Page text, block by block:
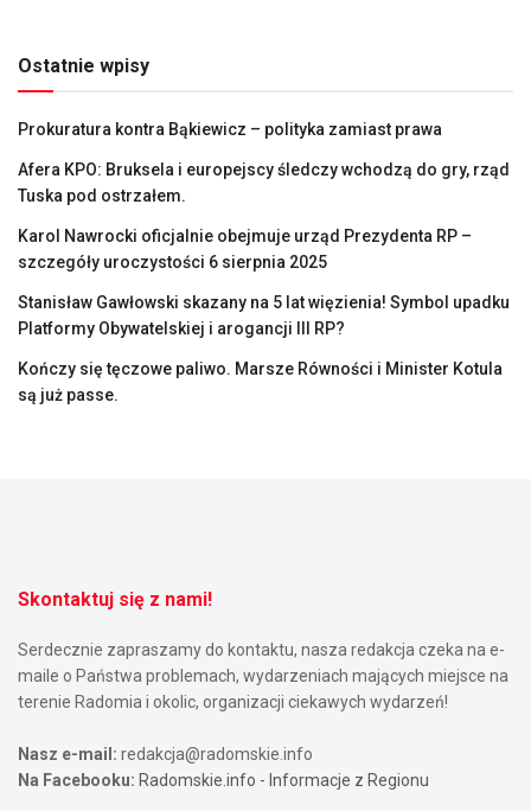
Ostatnie wpisy
Prokuratura kontra Bąkiewicz – polityka zamiast prawa
Afera KPO: Bruksela i europejscy śledczy wchodzą do gry, rząd
Tuska pod ostrzałem.
Karol Nawrocki oficjalnie obejmuje urząd Prezydenta RP –
szczegóły uroczystości 6 sierpnia 2025
Stanisław Gawłowski skazany na 5 lat więzienia! Symbol upadku
Platformy Obywatelskiej i arogancji III RP?
Kończy się tęczowe paliwo. Marsze Równości i Minister Kotula
są już passe.
Skontaktuj się z nami!
Serdecznie zapraszamy do kontaktu, nasza redakcja czeka na e-
maile o Państwa problemach, wydarzeniach mających miejsce na
terenie Radomia i okolic, organizacji ciekawych wydarzeń!
Nasz e-mail: redakcja@radomskie.info
Na Facebooku: Radomskie.info - Informacje z Regionu